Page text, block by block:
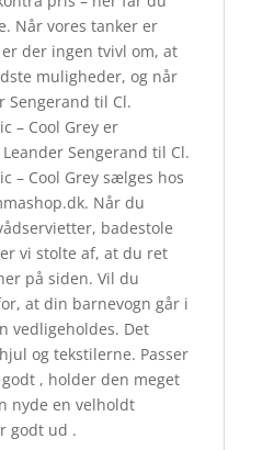
Når vores tanker er
der ingen tvivl om, at
muligheder, og når
Sengerand til Cl.
– Cool Grey er
Sengerand til Cl.
– Cool Grey sælges hos
Når du
badestole
vi stolte af, at du ret
på siden. Vil du
at din barnevogn går i
vedligeholdes. Det
og tekstilerne. Passer
, holder den meget
nyde en velholdt
godt ud .